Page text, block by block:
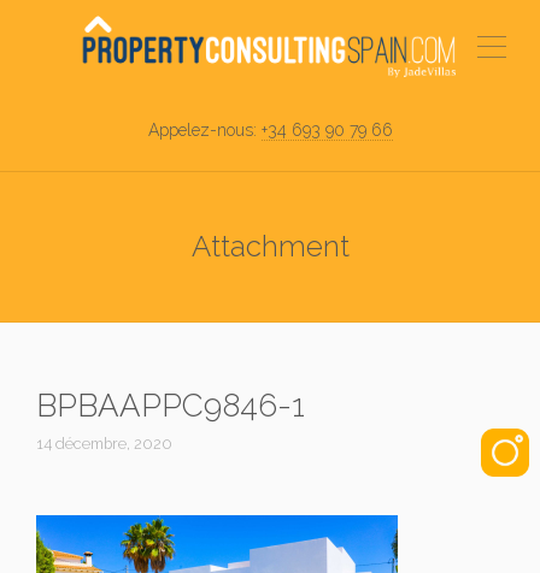
Appelez-nous: +34 693 90 79 66
Attachment
BPBAAPPC9846-1
14 décembre, 2020